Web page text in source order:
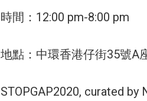
時間：12:00 pm-8:00 pm
地點：中環香港仔街35號A
STOPGAP2020, curated